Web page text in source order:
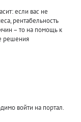
если вас не
рентабельность
– то на помощь к
решения
войти на портал.